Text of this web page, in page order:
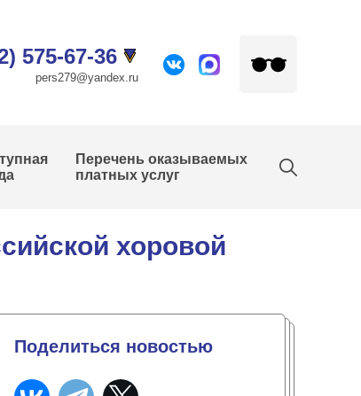
575-67-36
pers279@yandex.ru
Перечень оказываемых
платных услуг
хоровой
Поделиться новостью